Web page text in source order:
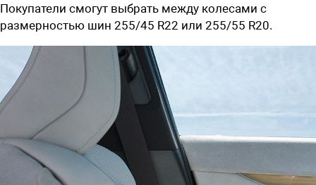
Покупатели смогут выбрать между колесами с
размерностью шин 255/45 R22 или 255/55 R20.